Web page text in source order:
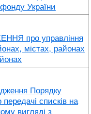
України
про управління
містах, районах
Порядку
списків на
вигляді з